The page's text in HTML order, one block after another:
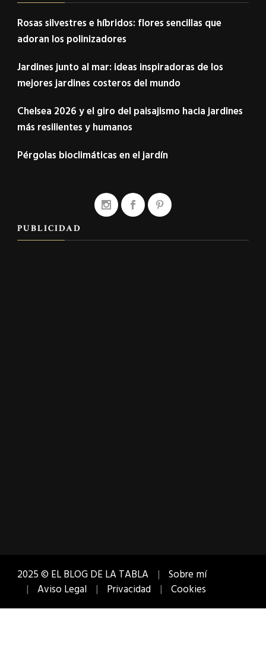
Rosas silvestres e híbridos: flores sencillas que
adoran los polinizadores
Jardines junto al mar: ideas inspiradoras de los
mejores jardines costeros del mundo
Chelsea 2026 y el giro del paisajismo hacia jardines
más resilientes y humanos
Pérgolas bioclimáticas en el jardín
PUBLICIDAD
2025 © EL BLOG DE LA TABLA
Sobre mí
Aviso Legal
Privacidad Cookies